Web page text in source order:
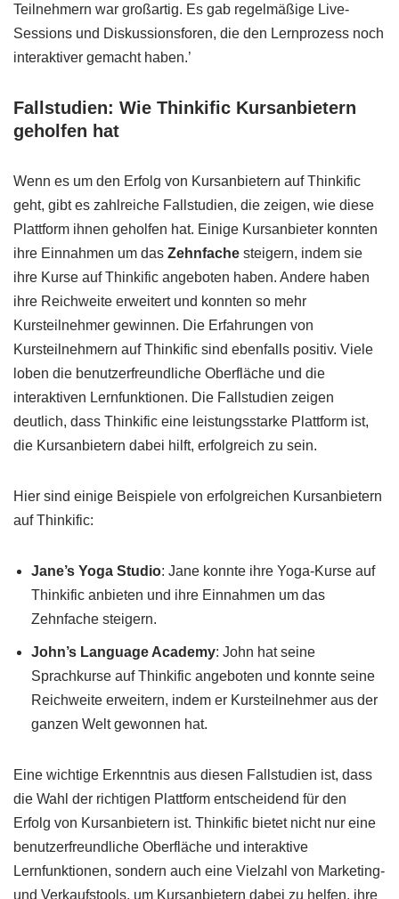
Teilnehmern war großartig. Es gab regelmäßige Live-
Sessions und Diskussionsforen, die den Lernprozess noch
interaktiver gemacht haben.’
Fallstudien: Wie Thinkific Kursanbietern
geholfen hat
Wenn es um den Erfolg von Kursanbietern auf Thinkific
geht, gibt es zahlreiche Fallstudien, die zeigen, wie diese
Plattform ihnen geholfen hat. Einige Kursanbieter konnten
ihre Einnahmen um das Zehnfache steigern, indem sie
ihre Kurse auf Thinkific angeboten haben. Andere haben
ihre Reichweite erweitert und konnten so mehr
Kursteilnehmer gewinnen. Die Erfahrungen von
Kursteilnehmern auf Thinkific sind ebenfalls positiv. Viele
loben die benutzerfreundliche Oberfläche und die
interaktiven Lernfunktionen. Die Fallstudien zeigen
deutlich, dass Thinkific eine leistungsstarke Plattform ist,
die Kursanbietern dabei hilft, erfolgreich zu sein.
Hier sind einige Beispiele von erfolgreichen Kursanbietern
auf Thinkific:
Jane’s Yoga Studio: Jane konnte ihre Yoga-Kurse auf
Thinkific anbieten und ihre Einnahmen um das
Zehnfache steigern.
John’s Language Academy: John hat seine
Sprachkurse auf Thinkific angeboten und konnte seine
Reichweite erweitern, indem er Kursteilnehmer aus der
ganzen Welt gewonnen hat.
Eine wichtige Erkenntnis aus diesen Fallstudien ist, dass
die Wahl der richtigen Plattform entscheidend für den
Erfolg von Kursanbietern ist. Thinkific bietet nicht nur eine
benutzerfreundliche Oberfläche und interaktive
Lernfunktionen, sondern auch eine Vielzahl von Marketing-
und Verkaufstools, um Kursanbietern dabei zu helfen, ihre